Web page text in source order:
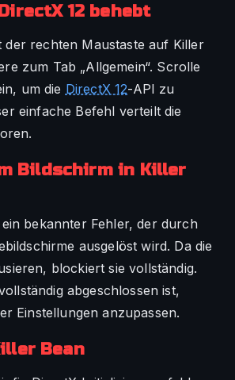
12 behebt
der rechten Maustaste auf Killer
zum Tab „Allgemein“. Scrolle
um die DirectX 12-API zu
einfache Befehl verteilt die
Bildschirm in Killer
bekannter Fehler, der durch
ausgelöst wird. Da die
blockiert sie vollständig.
abgeschlossen ist,
Einstellungen anzupassen.
Bean